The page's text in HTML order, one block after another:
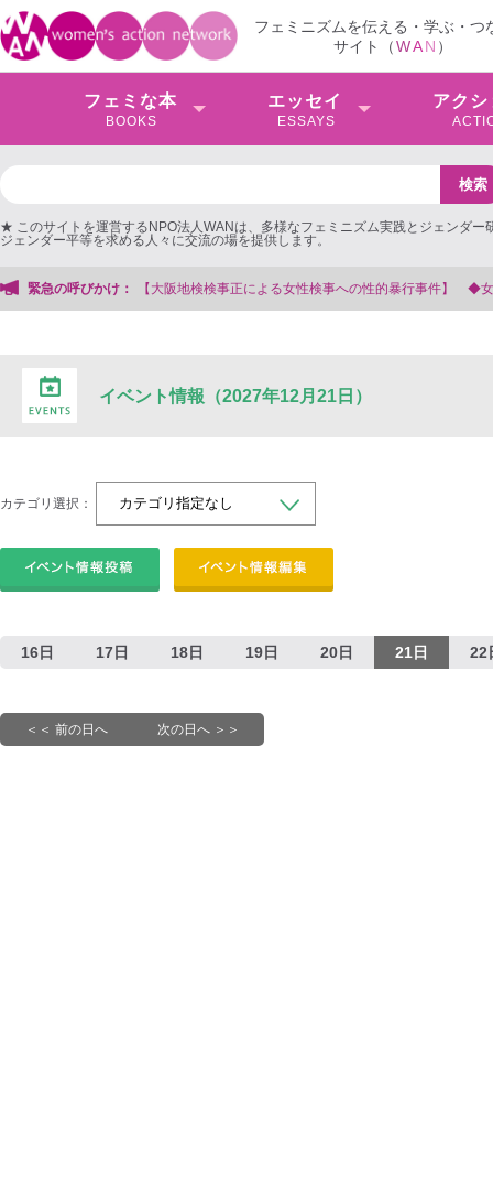
フェミニズムを伝える・学ぶ・つ
サイト（WAN ）
フェミな本
BOOKS
エッセイ
ESSAYS
アクシ
★ このサイトを運営するNPO法人WANは、多様なフェミニズム実践とジェンダー
ジェンダー平等を求める人々に交流の場を提供します。
緊急の呼びかけ：
大阪地検検事正による女性検事への性的暴行事件】 ◆女性検事を支援する会事
イベント情報（2027年12月21日）
カテゴリ選択：
16日 17日 18日 19日 20日 21日 22
＜＜ 前の日へ 次の日へ ＞＞